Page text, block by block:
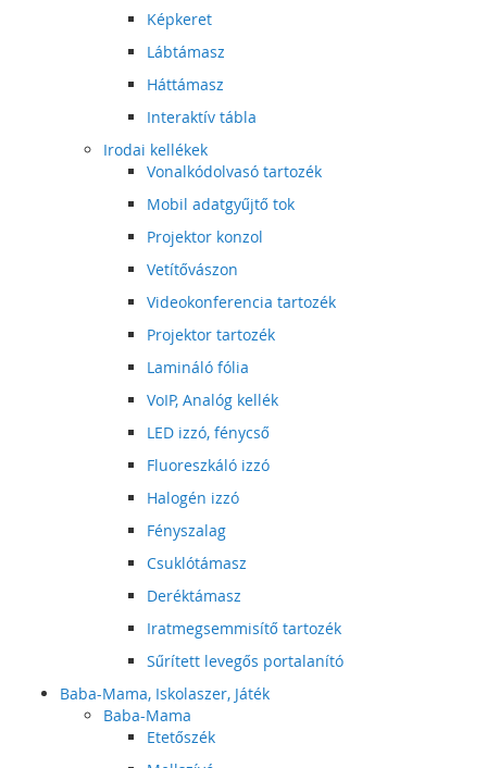
Képkeret
Lábtámasz
Háttámasz
Interaktív tábla
Irodai kellékek
Vonalkódolvasó tartozék
Mobil adatgyűjtő tok
Projektor konzol
Vetítővászon
Videokonferencia tartozék
Projektor tartozék
Lamináló fólia
VoIP, Analóg kellék
LED izzó, fénycső
Fluoreszkáló izzó
Halogén izzó
Fényszalag
Csuklótámasz
Deréktámasz
Iratmegsemmisítő tartozék
Sűrített levegős portalanító
Baba-Mama, Iskolaszer, Játék
Baba-Mama
Etetőszék